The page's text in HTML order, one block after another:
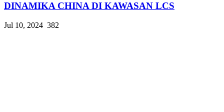
DINAMIKA CHINA DI KAWASAN LCS
Jul 10, 2024 382